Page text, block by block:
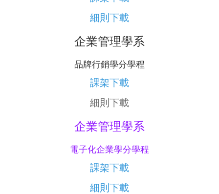
細則下載
企業管理學系
品牌行銷學分學程
課架下載
細則下載
企業管理學系
電子化企業學分學程
課架下載
細則下載